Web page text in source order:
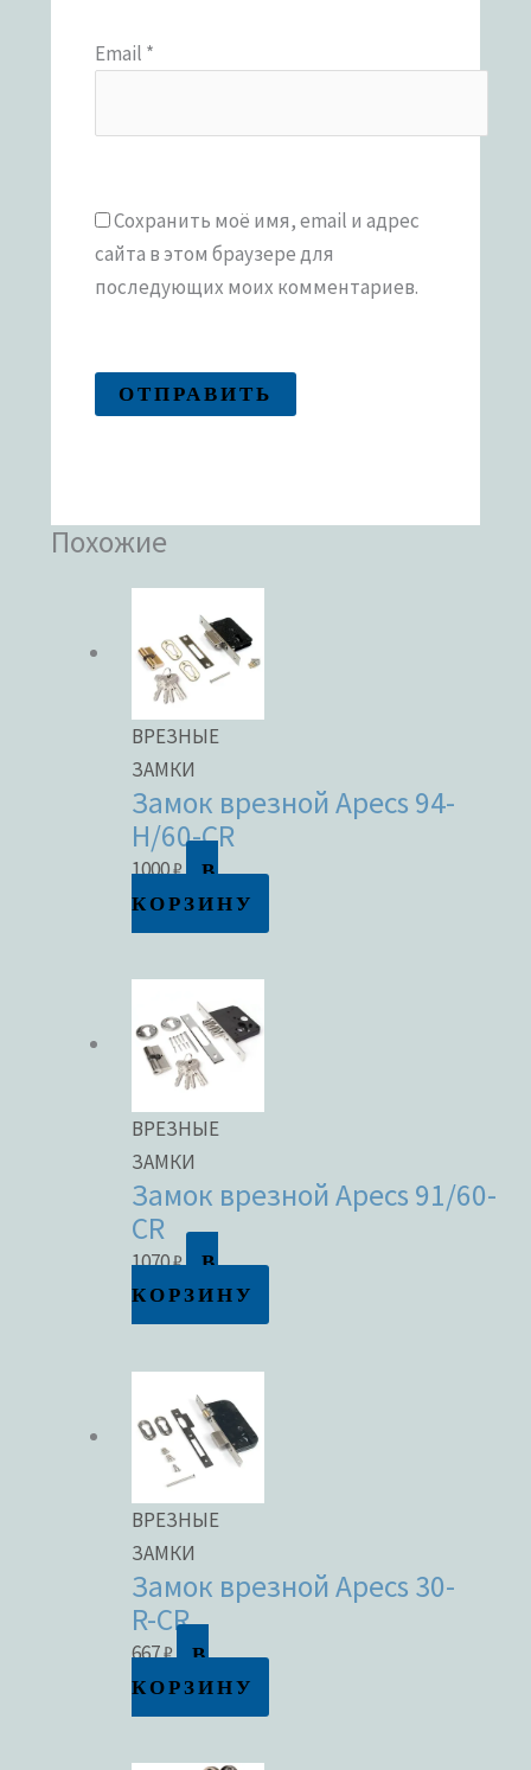
Email *
Сохранить моё имя, email и адрес
сайта в этом браузере для
последующих моих комментариев.
Похожие
ВРЕЗНЫЕ
ЗАМКИ
Замок врезной Apecs 94-
H/60-CR
1000₽
В
КОРЗИНУ
ВРЕЗНЫЕ
ЗАМКИ
Замок врезной Apecs 91/60-
CR
1070₽
В
КОРЗИНУ
ВРЕЗНЫЕ
ЗАМКИ
Замок врезной Apecs 30-
R-CR
667₽
В
КОРЗИНУ